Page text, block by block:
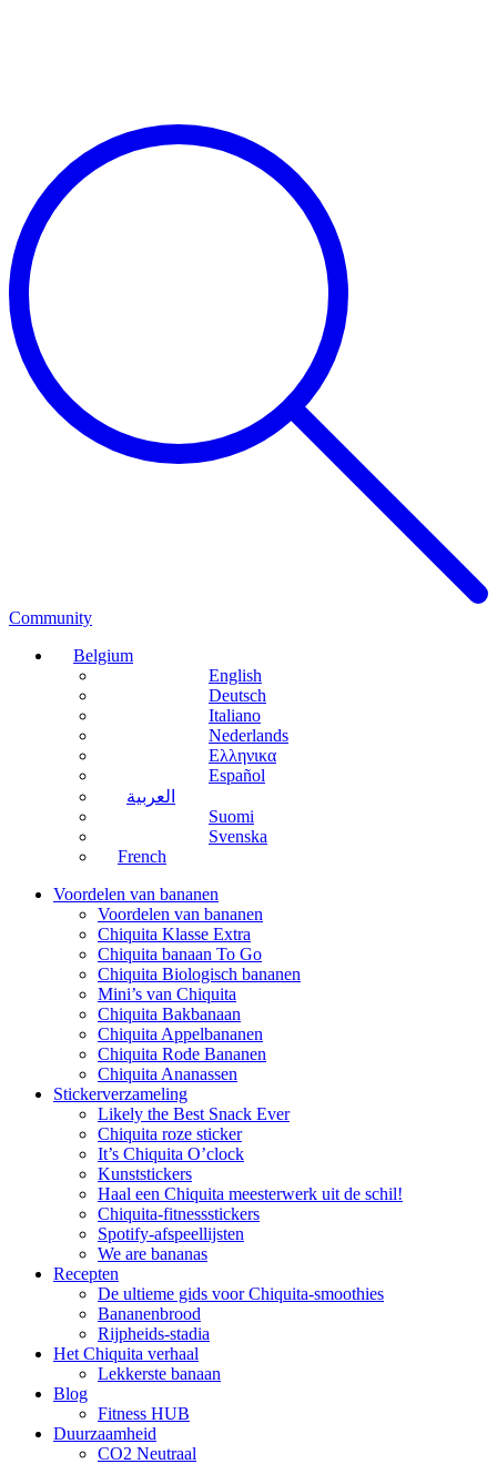
Community
Belgium
English
Deutsch
Italiano
Nederlands
Ελληνικα
Español
العربية
Suomi
Svenska
French
Voordelen van bananen
Voordelen van bananen
Chiquita Klasse Extra
Chiquita banaan To Go
Chiquita Biologisch bananen
Mini’s van Chiquita
Chiquita Bakbanaan
Chiquita Appelbananen
Chiquita Rode Bananen
Chiquita Ananassen
Stickerverzameling
Likely the Best Snack Ever
Chiquita roze sticker
It’s Chiquita O’clock
Kunststickers
Haal een Chiquita meesterwerk uit de schil!
Chiquita-fitnessstickers
Spotify-afspeellijsten
We are bananas
Recepten
De ultieme gids voor Chiquita-smoothies
Bananenbrood
Rijpheids-stadia
Het Chiquita verhaal
Lekkerste banaan
Blog
Fitness HUB
Duurzaamheid
CO2 Neutraal